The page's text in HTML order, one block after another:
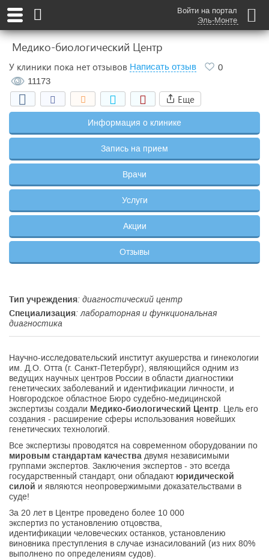
Войти на портал
Эль-Монте
Медико-биологический Центр
У клиники пока нет отзывов Написать отзыв
0
11173
Еще
Информация о клинике
Запись на прием
Врачи
Услуги
Акции
Отзывы
Тип учреждения: диагностический центр
Специализация: лабораторная и функциональная
диагностика
Научно-исследовательский институт акушерства и гинекологии
им. Д.О. Отта (г. Санкт-Петербург), являющийся одним из
ведущих научных центров России в области диагностики
генетических заболеваний и идентификации личности, и
Новгородское областное Бюро судебно-медицинской
экспертизы создали Медико-биологический Центр . Цель его
создания - расширение сферы использования новейших
генетических технологий.
Все экспертизы проводятся на современном оборудовании по
мировым стандартам качества двумя независимыми
группами экспертов. Заключения экспертов - это всегда
государственный стандарт, они обладают юридической
силой и являются неопровержимыми доказательствами в
суде!
За 20 лет в Центре проведено более 10 000
экспертиз по установлению отцовства,
идентификации человеческих останков, установлению
виновника преступления в случае изнасилований (из них 80%
выполнено по определениям судов).